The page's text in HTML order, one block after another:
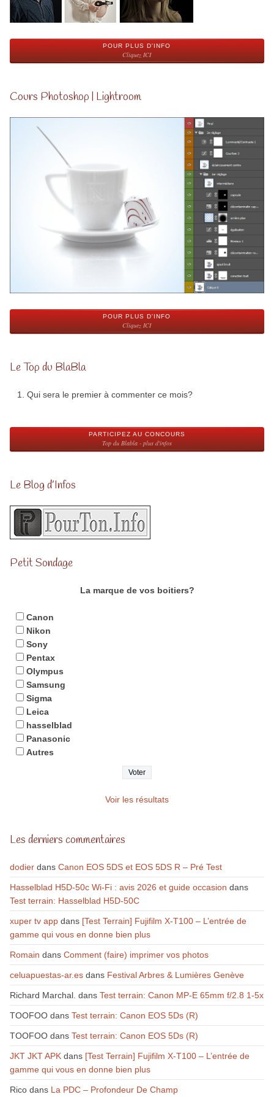
POUR PLUS D'INFO
Cliquez ICI
Cours Photoshop | Lightroom
POUR PLUS D'INFO
Cliquez ICI
Le Top du BlaBla
Qui sera le premier à commenter ce mois?
PARTICIPEZ AU CONCOURS
Top du Blabla - plus d'infos
Le Blog d’Infos
Petit Sondage
La marque de vos boitiers?
Canon
Nikon
Sony
Pentax
Olympus
Samsung
Sigma
Leica
hasselblad
Panasonic
Autres
Voir les résultats
Les derniers commentaires
dodierdans Canon EOS 5DS et EOS 5DS R – Pré Test
Hasselblad H5D-50c Wi-Fi : avis 2026 et guide occasion dans
Test terrain: Hasselblad H5D-50C
xuper tv appdans [Test Terrain] Fujifilm X-T100 – L’entrée de
gamme qui vous en donne bien plus
Romain dans Comment (faire) imprimer vos photos
celuapuestas-ar.esdans Festival Arbres & Lumières Genève
Richard Marchal. dans Test terrain: Canon MP-E 65mm f/2.8 1-5x
TOOFOOdans Test terrain: Canon EOS 5Ds (R)
TOOFOOdans Test terrain: Canon EOS 5Ds (R)
JKT JKT APKdans [Test Terrain] Fujifilm X-T100 – L’entrée de
gamme qui vous en donne bien plus
Ricodans La PDC – Profondeur De Champ